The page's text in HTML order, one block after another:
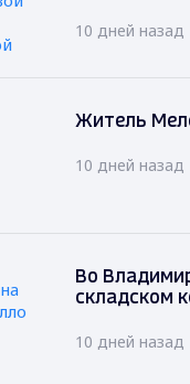
10 дней назад
Житель
10 дней назад
Во
складском
10 дней назад